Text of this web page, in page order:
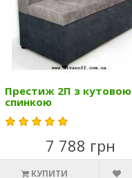
Престиж 2П з кутовою
спинкою
7 788 грн
КУПИТИ